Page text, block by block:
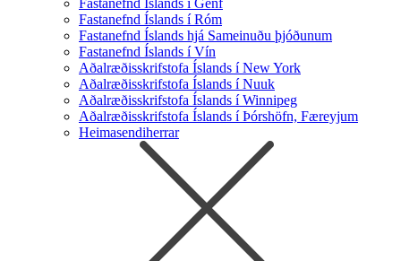
Fastanefnd Íslands í Róm
Fastanefnd Íslands hjá Sameinuðu þjóðunum
Fastanefnd Íslands í Vín
Aðalræðisskrifstofa Íslands í New York
Aðalræðisskrifstofa Íslands í Nuuk
Aðalræðisskrifstofa Íslands í Winnipeg
Aðalræðisskrifstofa Íslands í Þórshöfn, Færeyjum
Heimasendiherrar